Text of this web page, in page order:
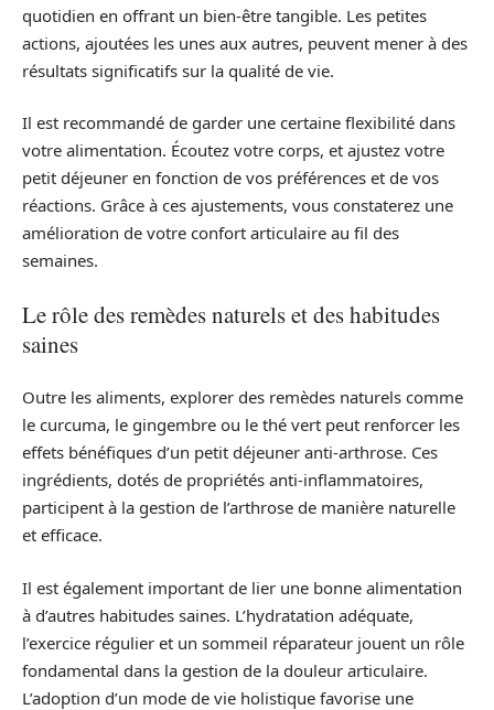
quotidien en offrant un bien-être tangible. Les petites
actions, ajoutées les unes aux autres, peuvent mener à des
résultats significatifs sur la qualité de vie.
Il est recommandé de garder une certaine flexibilité dans
votre alimentation. Écoutez votre corps, et ajustez votre
petit déjeuner en fonction de vos préférences et de vos
réactions. Grâce à ces ajustements, vous constaterez une
amélioration de votre confort articulaire au fil des
semaines.
Le rôle des remèdes naturels et des habitudes
saines
Outre les aliments, explorer des remèdes naturels comme
le curcuma, le gingembre ou le thé vert peut renforcer les
effets bénéfiques d’un petit déjeuner anti-arthrose. Ces
ingrédients, dotés de propriétés anti-inflammatoires,
participent à la gestion de l’arthrose de manière naturelle
et efficace.
Il est également important de lier une bonne alimentation
à d’autres habitudes saines. L’hydratation adéquate,
l’exercice régulier et un sommeil réparateur jouent un rôle
fondamental dans la gestion de la douleur articulaire.
L’adoption d’un mode de vie holistique favorise une